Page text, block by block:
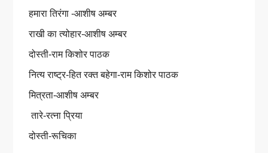
हमारा तिरंगा -आशीष अम्बर
राखी का त्योहार-आशीष अम्बर
दोस्ती-राम किशोर पाठक
नित्य राष्ट्र-हित रक्त बहेगा-राम किशोर पाठक
मित्रता-आशीष अम्बर
तारे-रत्ना प्रिया
दोस्ती-रूचिका